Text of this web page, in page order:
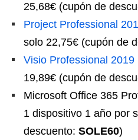
25,68€ (cupón de
Project Professional
solo 22,75€ (cupón de
Visio Professional 2019
19,89€ (cupón de
Microsoft Office 365
1 dispositivo 1 año por
descuento: SOLE60)